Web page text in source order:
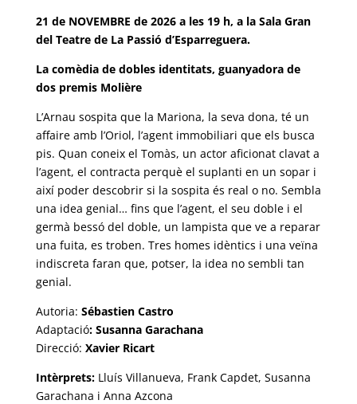
21 de NOVEMBRE de 2026 a les 19 h, a la Sala Gran
del Teatre de La Passió d’Esparreguera.
La comèdia de dobles identitats, guanyadora de
dos premis Molière
L’Arnau sospita que la Mariona, la seva dona, té un
affaire amb l’Oriol, l’agent immobiliari que els busca
pis. Quan coneix el Tomàs, un actor aficionat clavat a
l’agent, el contracta perquè el suplanti en un sopar i
així poder descobrir si la sospita és real o no. Sembla
una idea genial… fins que l’agent, el seu doble i el
germà bessó del doble, un lampista que ve a reparar
una fuita, es troben. Tres homes idèntics i una veïna
indiscreta faran que, potser, la idea no sembli tan
genial.
Autoria: Sébastien Castro
Adaptació: Susanna Garachana
Direcció: Xavier Ricart
Intèrprets: Lluís Villanueva, Frank Capdet, Susanna
Garachana i Anna Azcona